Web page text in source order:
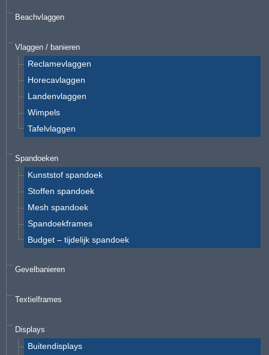
Beachvlaggen
Vlaggen / banieren
Reclamevlaggen
Horecavlaggen
Landenvlaggen
Wimpels
Tafelvlaggen
Spandoeken
Kunststof spandoek
Stoffen spandoek
Mesh spandoek
Spandoekframes
Budget – tijdelijk spandoek
Gevelbanieren
Textielframes
Displays
Buitendisplays